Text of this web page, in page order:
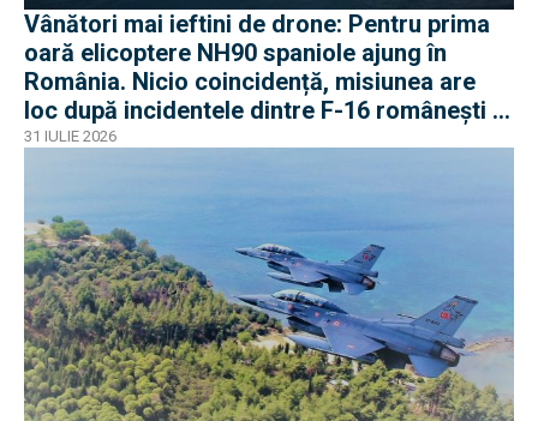
Vânători mai ieftini de drone: Pentru prima
oară elicoptere NH90 spaniole ajung în
România. Nicio coincidență, misiunea are
loc după incidentele dintre F-16 românești și
dronele ruse
31 IULIE 2026